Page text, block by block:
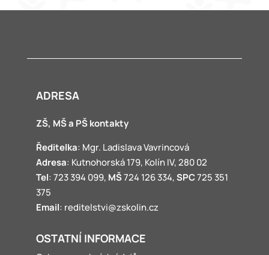
ADRESA
ZŠ, MŠ a PŠ kontakty
Ředitelka: Mgr. Ladislava Vavrincová
Adresa: Kutnohorská 179, Kolín IV, 280 02
Tel: 723 394 099, MŠ724 126 334,SPC725 351
375
Email: reditelstvi@zskolin.cz
OSTATNÍ INFORMACE